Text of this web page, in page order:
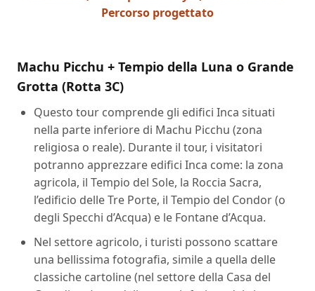
Percorso progettato
Machu Picchu + Tempio della Luna o Grande
Grotta (Rotta 3C)
Questo tour comprende gli edifici Inca situati
nella parte inferiore di Machu Picchu (zona
religiosa o reale). Durante il tour, i visitatori
potranno apprezzare edifici Inca come: la zona
agricola, il Tempio del Sole, la Roccia Sacra,
l’edificio delle Tre Porte, il Tempio del Condor (o
degli Specchi d’Acqua) e le Fontane d’Acqua.
Nel settore agricolo, i turisti possono scattare
una bellissima fotografia, simile a quella delle
classiche cartoline (nel settore della Casa del